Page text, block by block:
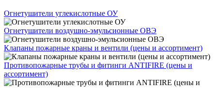
Огнетушители углекислотные ОУ
Огнетушители воздушно-эмульсионные ОВЭ
Клапаны пожарные краны и вентили (цены и ассортимент)
Противопожарные трубы и фитинги ANTIFIRE (цены и
ассортимент)